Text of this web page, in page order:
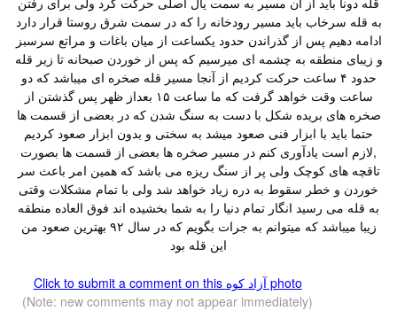
به قله سرخاب باید مسیر رودخانه را که در سمت شرق روستا قرار دارد
ادامه دهیم پس از گذراندن حدود یکساعت از میان باغات و مراتع سرسبز
و زیبای منطقه به چشمه ای میرسیم که پس از خوردن صبحانه تا زیر قله
حدود ۴ ساعت حرکت کردیم از آنجا مسیر قله صخره ای میباشد که دو
ساعت وقت خواهد گرفت که ما ساعت ۱۵ بعداز ظهر پس گذشتن از
صخره های بریده شکل با دست به سنگ شدن که در بعضی از قسمت ها
حتما باید با ابزار فنی صعود میشد به سختی و بدون ابزار صعود کردیم
,لازم است یادآوری کنم در مسیر صخره ها بعضی از قسمت ها بصورت
تاقچه های کوچک ولی پر از سنگ ریزه می باشد که همین امر باعث سر
خوردن و خطر سقوط به دره زیاد خواهد شد ولی با تمام مشکلات وقتی
به قله می رسید انگار تمام دنیا را به شما بخشیده اند فوق العاده منطقه
زیبا میباشد که میتوانم به جرات بگویم که در سال ۹۲ بهترین صعود من
این قله بود
Click to submit a comment on this آزاد کوه‎‎ photo
(Note: new comments may not appear immediately)